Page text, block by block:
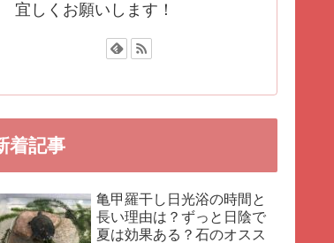
宜しくお願いします！
着記事
亀甲羅干し日光浴の時間と
長い理由は？ずっと日陰で
夏は効果ある？石のオスス